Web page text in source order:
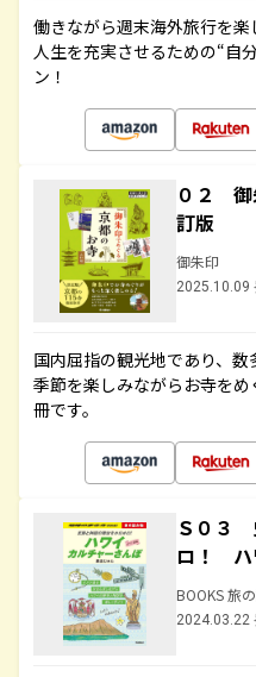
働きながら週末海外旅行を楽
人生を充実させるための“自
ン！
０２ 御
訂版
御朱印
2025.10.09
国内屈指の観光地であり、数
季節を楽しみながらお寺を
冊です。
Ｓ０３
ロ！ ハ
BOOKS 旅
2024.03.22